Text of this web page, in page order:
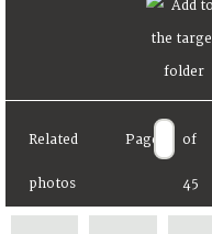
Related
photos
Page of
45